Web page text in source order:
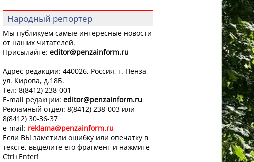
Народный репортер
Мы публикуем самые интересные новости
от наших читателей.
Присылайте: editor@penzainform.ru
Адрес редакции: 440026, Россия, г. Пенза,
ул. Кирова, д.18Б.
Тел: 8(8412) 238-001
E-mail редакции: editor@penzainform.ru
Рекламный отдел: 8(8412) 238-003 или
8(8412) 30-36-37
e-mail: reklama@penzainform.ru
Если ВЫ заметили ошибку или опечатку в
тексте, выделите его фрагмент и нажмите
Ctrl+Enter!